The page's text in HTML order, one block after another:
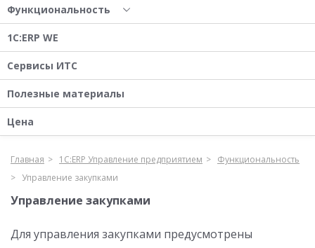
Функциональность
1С:ERP WE
Сервисы ИТС
Полезные материалы
Цена
Главная 1С:ERP Управление предприятием
Функциональность
Управление закупками
Управление закупками
Для управления закупками предусмотрены